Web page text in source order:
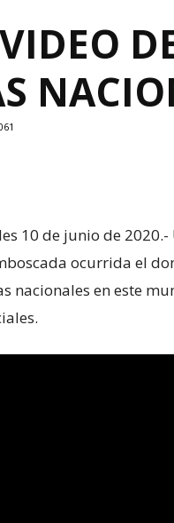
10 de junio de
ocurrida el
nacionales en este